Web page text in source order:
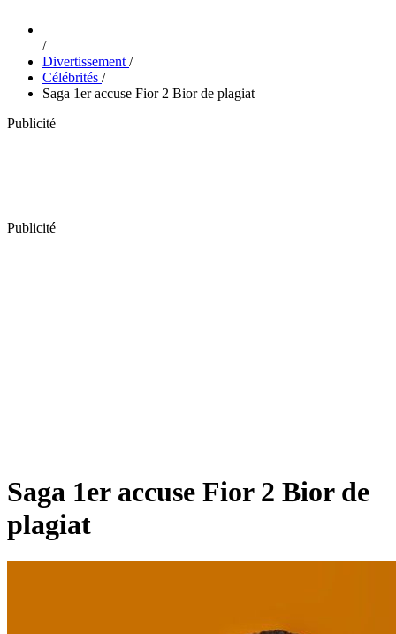
/
Divertissement /
Célébrités /
Saga 1er accuse Fior 2 Bior de plagiat
Publicité
Publicité
Saga 1er accuse Fior 2 Bior de
plagiat